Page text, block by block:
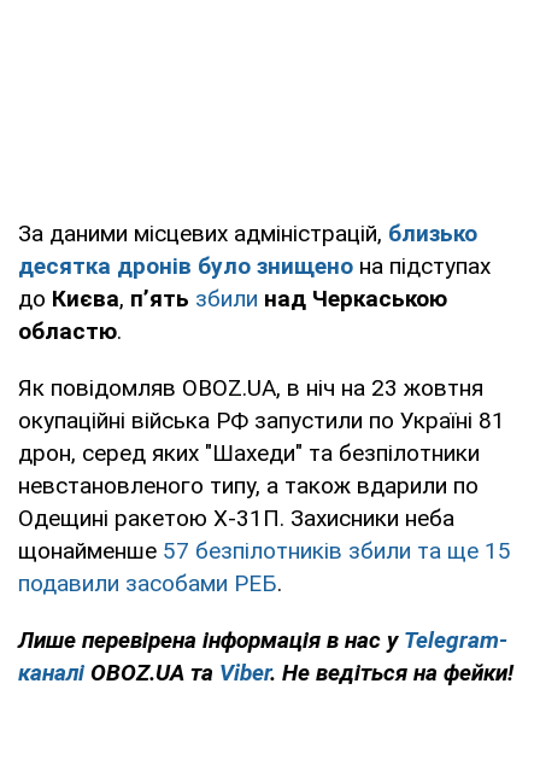
За даними місцевих адміністрацій, близько
десятка дронів було знищено на підступах
до Києва, п’ять збили над Черкаською
областю.
Як повідомляв OBOZ.UA, в ніч на 23 жовтня
окупаційні війська РФ запустили по Україні 81
дрон, серед яких "Шахеди" та безпілотники
невстановленого типу, а також вдарили по
Одещині ракетою Х-31П. Захисники неба
щонайменше 57 безпілотників збили та ще 15
подавили засобами РЕБ.
Лише перевірена інформація в нас у Telegram-
каналі OBOZ.UA та Viber. Не ведіться на фейки!